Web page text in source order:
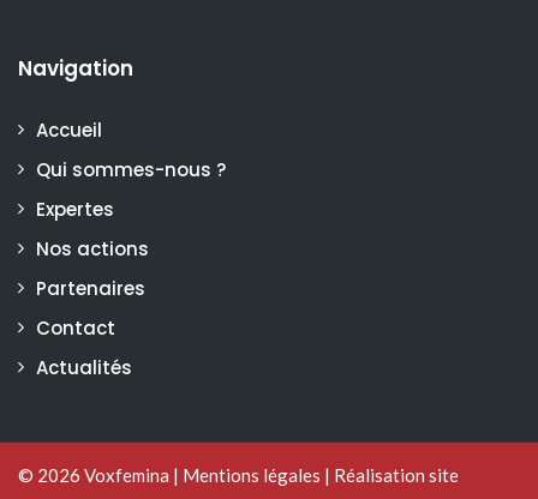
Navigation
Accueil
Qui sommes-nous ?
Expertes
Nos actions
Partenaires
Contact
Actualités
© 2026 Voxfemina | Mentions légales | Réalisation site